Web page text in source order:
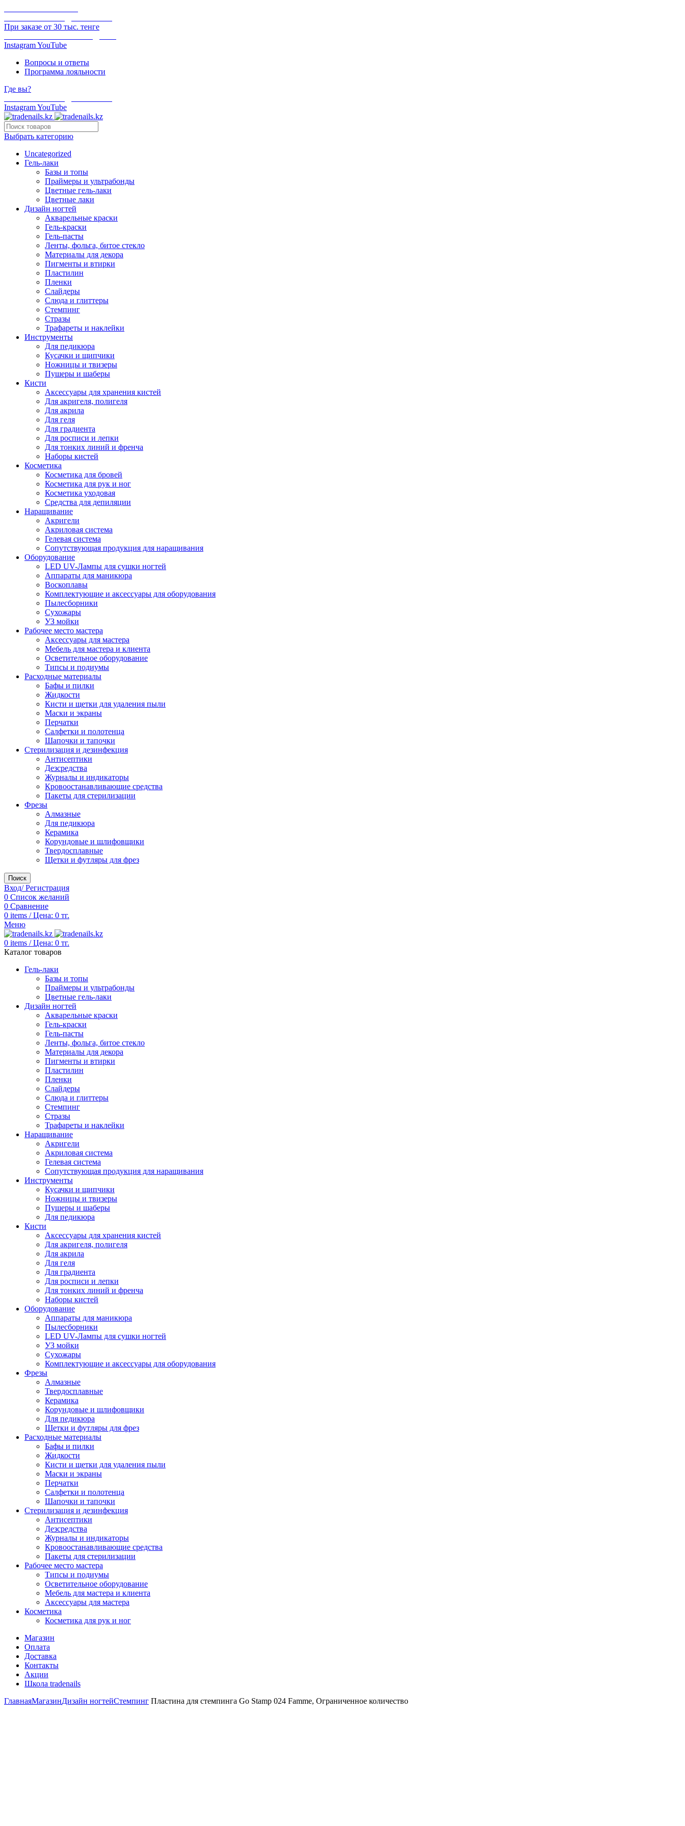
При заказе от 30 тыс. тенге
InstagramYouTube
Вопросы и ответы
Программа лояльности
Где вы?
InstagramYouTube
Выбрать категорию
Uncategorized
Гель-лаки
Базы и топы
Праймеры и ультрабонды
Цветные гель-лаки
Цветные лаки
Дизайн ногтей
Акварельные краски
Гель-краски
Гель-пасты
Ленты, фольга, битое стекло
Материалы для декора
Пигменты и втирки
Пластилин
Пленки
Слайдеры
Слюда и глиттеры
Стемпинг
Стразы
Трафареты и наклейки
Инструменты
Для педикюра
Кусачки и щипчики
Ножницы и твизеры
Пушеры и шаберы
Кисти
Аксессуары для хранения кистей
Для акригеля, полигеля
Для акрила
Для геля
Для градиента
Для росписи и лепки
Для тонких линий и френча
Наборы кистей
Косметика
Косметика для бровей
Косметика для рук и ног
Косметика уходовая
Средства для депиляции
Наращивание
Акригели
Акриловая система
Гелевая система
Сопутствующая продукция для наращивания
Оборудование
LED UV-Лампы для сушки ногтей
Аппараты для маникюра
Воскоплавы
Комплектующие и аксессуары для оборудования
Пылесборники
Сухожары
УЗ мойки
Рабочее место мастера
Аксессуары для мастера
Мебель для мастера и клиента
Осветительное оборудование
Типсы и подиумы
Расходные материалы
Бафы и пилки
Жидкости
Кисти и щетки для удаления пыли
Маски и экраны
Перчатки
Салфетки и полотенца
Шапочки и тапочки
Стерилизация и дезинфекция
Антисептики
Дезсредства
Журналы и индикаторы
Кровоостанавливающие средства
Пакеты для стерилизации
Фрезы
Алмазные
Для педикюра
Керамика
Корундовые и шлифовщики
Твердосплавные
Щетки и футляры для фрез
Поиск
Вход/ Регистрация
0 Список желаний
0 Сравнение
0 items / Цена: 0 тг.
Меню
0 items / Цена: 0 тг.
Каталог товаров
Гель-лаки
Базы и топы
Праймеры и ультрабонды
Цветные гель-лаки
Дизайн ногтей
Акварельные краски
Гель-краски
Гель-пасты
Ленты, фольга, битое стекло
Материалы для декора
Пигменты и втирки
Пластилин
Пленки
Слайдеры
Слюда и глиттеры
Стемпинг
Стразы
Трафареты и наклейки
Наращивание
Акригели
Акриловая система
Гелевая система
Сопутствующая продукция для наращивания
Инструменты
Кусачки и щипчики
Ножницы и твизеры
Пушеры и шаберы
Для педикюра
Кисти
Аксессуары для хранения кистей
Для акригеля, полигеля
Для акрила
Для геля
Для градиента
Для росписи и лепки
Для тонких линий и френча
Наборы кистей
Оборудование
Аппараты для маникюра
Пылесборники
LED UV-Лампы для сушки ногтей
УЗ мойки
Сухожары
Комплектующие и аксессуары для оборудования
Фрезы
Алмазные
Твердосплавные
Керамика
Корундовые и шлифовщики
Для педикюра
Щетки и футляры для фрез
Расходные материалы
Бафы и пилки
Жидкости
Кисти и щетки для удаления пыли
Маски и экраны
Перчатки
Салфетки и полотенца
Шапочки и тапочки
Стерилизация и дезинфекция
Антисептики
Дезсредства
Журналы и индикаторы
Кровоостанавливающие средства
Пакеты для стерилизации
Рабочее место мастера
Типсы и подиумы
Осветительное оборудование
Мебель для мастера и клиента
Аксессуары для мастера
Косметика
Косметика для рук и ног
Магазин
Оплата
Доставка
Контакты
Акции
Школа tradenails
ГлавнаяМагазинДизайн ногтейСтемпинг Пластина для стемпинга Go Stamp 024 Famme, Ограниченное количество